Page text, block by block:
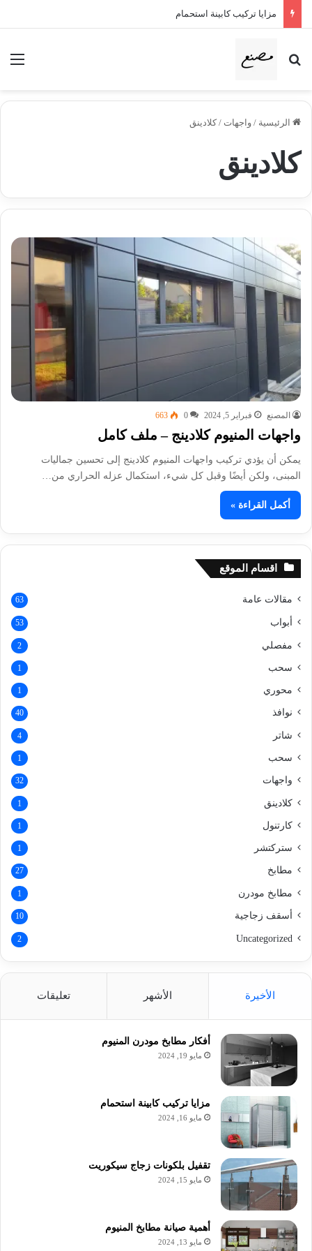
مزايا تركيب كابينة استحمام
بحث عن
الرئيسية / واجهات / كلادينق
كلادينق
المصنع فبراير 5, 2024 0
663
واجهات المنيوم كلادينج – ملف كامل
يمكن أن يؤدي تركيب واجهات المنيوم كلادينج إلى تحسين جماليات
المبنى، ولكن أيضًا وقبل كل شيء، استكمال عزله الحراري من…
أكمل القراءة »
اقسام الموقع
مقالات عامة 63
أبواب 53
مفصلي 2
سحب 1
محوري 1
نوافذ 40
شاتر 4
سحب 1
واجهات 32
كلادينق 1
كارتنول 1
ستركتشر 1
مطابخ 27
مطابخ مودرن 1
أسقف زجاجية 10
Uncategorized
2
الأخيرة الأشهر تعليقات
أفكار مطابخ مودرن المنيوم
مايو 19, 2024
مزايا تركيب كابينة استحمام
مايو 16, 2024
تقفيل بلكونات زجاج سيكوريت
مايو 15, 2024
أهمية صيانة مطابخ المنيوم
مايو 13, 2024